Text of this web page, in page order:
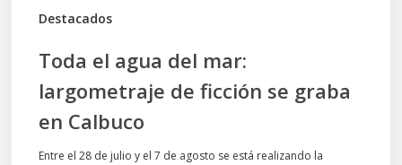
Destacados
Toda el agua del mar:
largometraje de ficción se graba
en Calbuco
Entre el 28 de julio y el 7 de agosto se está realizando la